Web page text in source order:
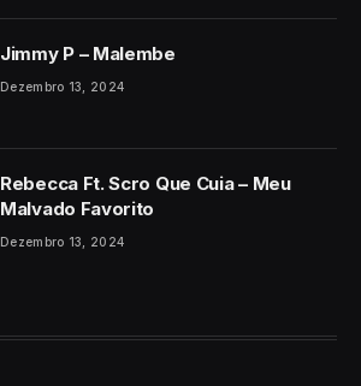
Jimmy P – Malembe
Dezembro 13, 2024
Rebecca Ft. Scro Que Cuia – Meu
Malvado Favorito
Dezembro 13, 2024